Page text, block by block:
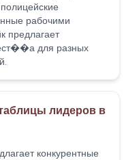
рабочими
предлагает
для разных
лидеров в
конкурентные